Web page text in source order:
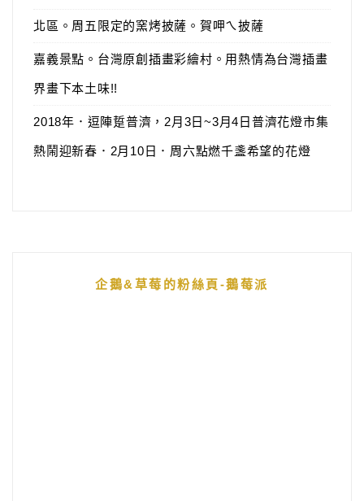
北區。周五限定的窯烤披薩。賀呷ㄟ披薩
嘉義景點。台灣原創插畫彩繪村。用熱情為台灣插畫
界畫下本土味!!
2018年．逗陣踅普濟，2月3日~3月4日普濟花燈市集
熱鬧迎新春．2月10日．周六點燃千盞希望的花燈
企鵝&草莓的粉絲頁-鵝莓派